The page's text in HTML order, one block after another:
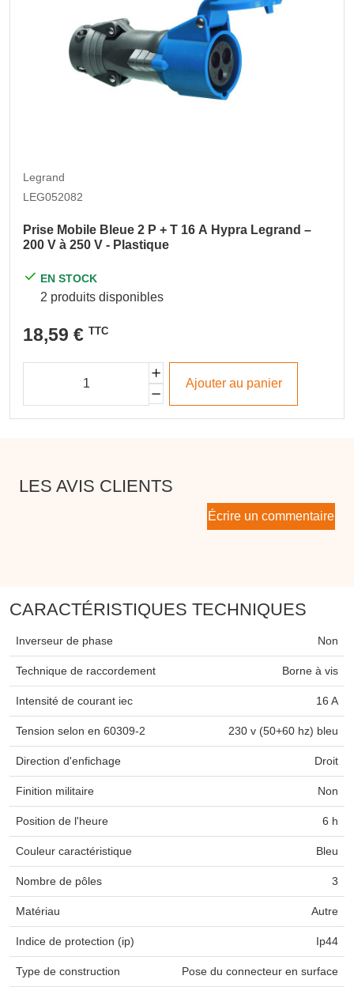
Legrand
LEG052082
Prise Mobile Bleue 2 P + T 16 A Hypra Legrand –
200 V à 250 V - Plastique
EN STOCK
2 produits disponibles
18,59 € TTC
Ajouter au panier
LES AVIS CLIENTS
Écrire un commentaire
CARACTÉRISTIQUES TECHNIQUES
Inverseur de phase Non
Technique de raccordement Borne à vis
Intensité de courant iec 16 A
Tension selon en 60309-2 230 v (50+60 hz) bleu
Direction d'enfichage Droit
Finition militaire Non
Position de l'heure 6 h
Couleur caractéristique Bleu
Nombre de pôles 3
Matériau Autre
Indice de protection (ip) Ip44
Type de construction Pose du connecteur en surface